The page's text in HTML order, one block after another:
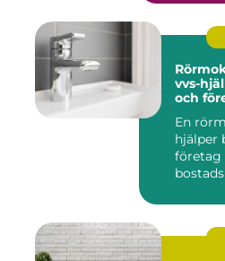
vvs-
och
En
hjälper
företag